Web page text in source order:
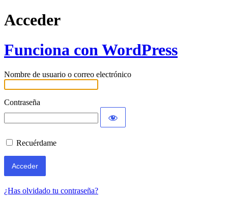
Acceder
Funciona con WordPress
Nombre de usuario o correo electrónico
Contraseña
Recuérdame
¿Has olvidado tu contraseña?